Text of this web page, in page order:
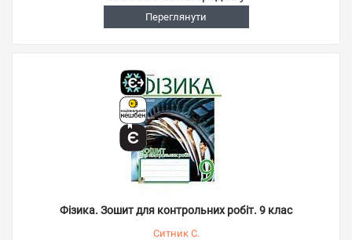
Переглянути
Фізика. Зошит для контрольних робіт. 9 клас
Ситник С.